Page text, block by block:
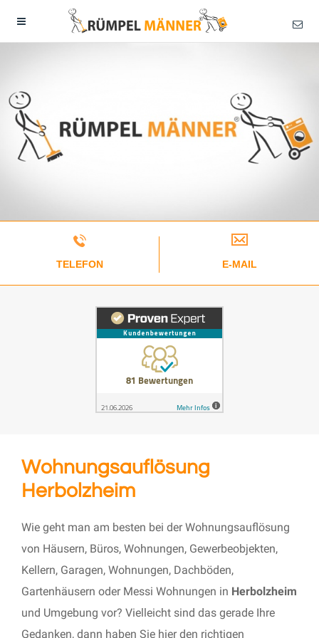
TELEFON E-MAIL
Wohnungsauflösung
Herbolzheim
Wie geht man am besten bei der Wohnungsauflösung
von Häusern, Büros, Wohnungen, Gewerbeobjekten,
Kellern, Garagen, Wohnungen, Dachböden,
Gartenhäusern oder Messi Wohnungen in Herbolzheim
und Umgebung vor? Vielleicht sind das gerade Ihre
Gedanken, dann haben Sie hier den richtigen